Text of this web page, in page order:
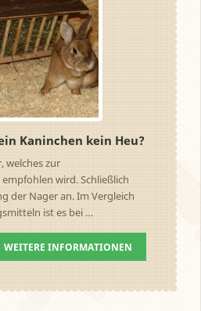
Kaninchen kein Heu?
welches zur
wird. Schließlich
der Nager an. Im Vergleich
ist es bei …
WEITERE INFORMATIONEN